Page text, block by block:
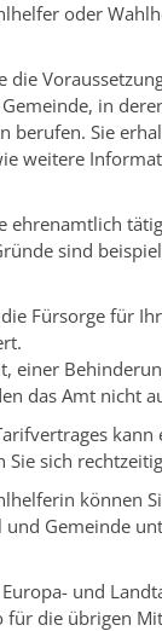
oder
in
berufen. Sie
weitere
ehrenamtlich
sind
Fürsorge für
einer
das Amt nicht
sich
können
Gemeinde
und
die übrigen